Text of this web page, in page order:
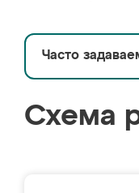
Часто
Схема